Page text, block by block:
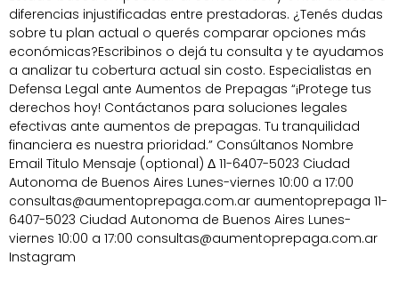
diferencias injustificadas entre prestadoras. ¿Tenés dudas
sobre tu plan actual o querés comparar opciones más
económicas?Escribinos o dejá tu consulta y te ayudamos
a analizar tu cobertura actual sin costo. Especialistas en
Defensa Legal ante Aumentos de Prepagas “¡Protege tus
derechos hoy! Contáctanos para soluciones legales
efectivas ante aumentos de prepagas. Tu tranquilidad
financiera es nuestra prioridad.” Consúltanos Nombre
Email Titulo Mensaje (optional) Δ 11-6407-5023 Ciudad
Autonoma de Buenos Aires Lunes-viernes 10:00 a 17:00
consultas@aumentoprepaga.com.ar aumentoprepaga 11-
6407-5023 Ciudad Autonoma de Buenos Aires Lunes-
viernes 10:00 a 17:00 consultas@aumentoprepaga.com.ar
Instagram